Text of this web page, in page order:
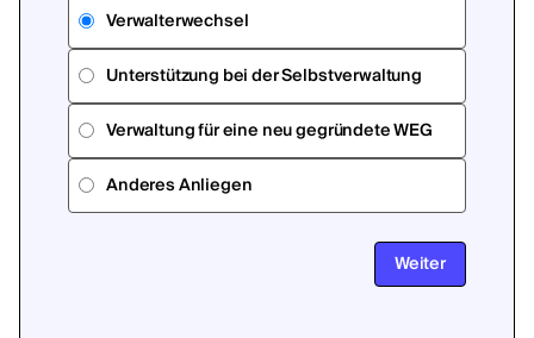
Verwalterwechsel
Unterstützung bei der Selbstverwaltung
Verwaltung für eine neu gegründete WEG
Anderes Anliegen
Weiter